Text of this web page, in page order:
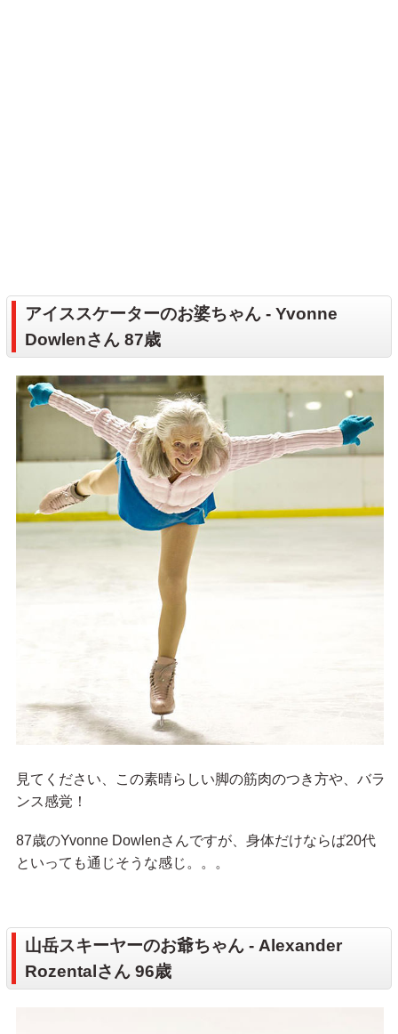
アイススケーターのお婆ちゃん - Yvonne
Dowlenさん 87歳
見てください、この素晴らしい脚の筋肉のつき方や、バラ
ンス感覚！
87歳のYvonne Dowlenさんですが、身体だけならば20代
といっても通じそうな感じ。。。
山岳スキーヤーのお爺ちゃん - Alexander
Rozentalさん 96歳